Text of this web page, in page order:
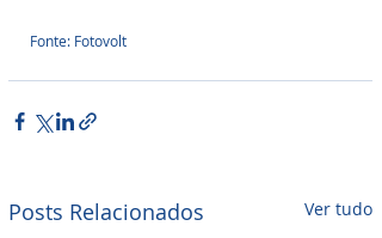
Fonte: Fotovolt
Posts Relacionados Ver tudo